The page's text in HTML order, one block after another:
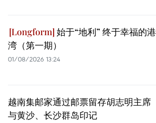
始于“地利” 终于幸福的港
湾（第一期）
01/08/2026 13:24
越南集邮家通过邮票留存胡志明主席
与黄沙、长沙群岛印记